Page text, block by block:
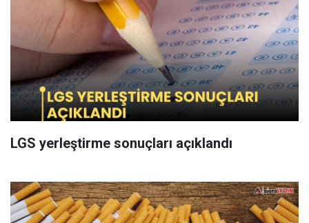
LGS yerleştirme sonuçları açıklandı